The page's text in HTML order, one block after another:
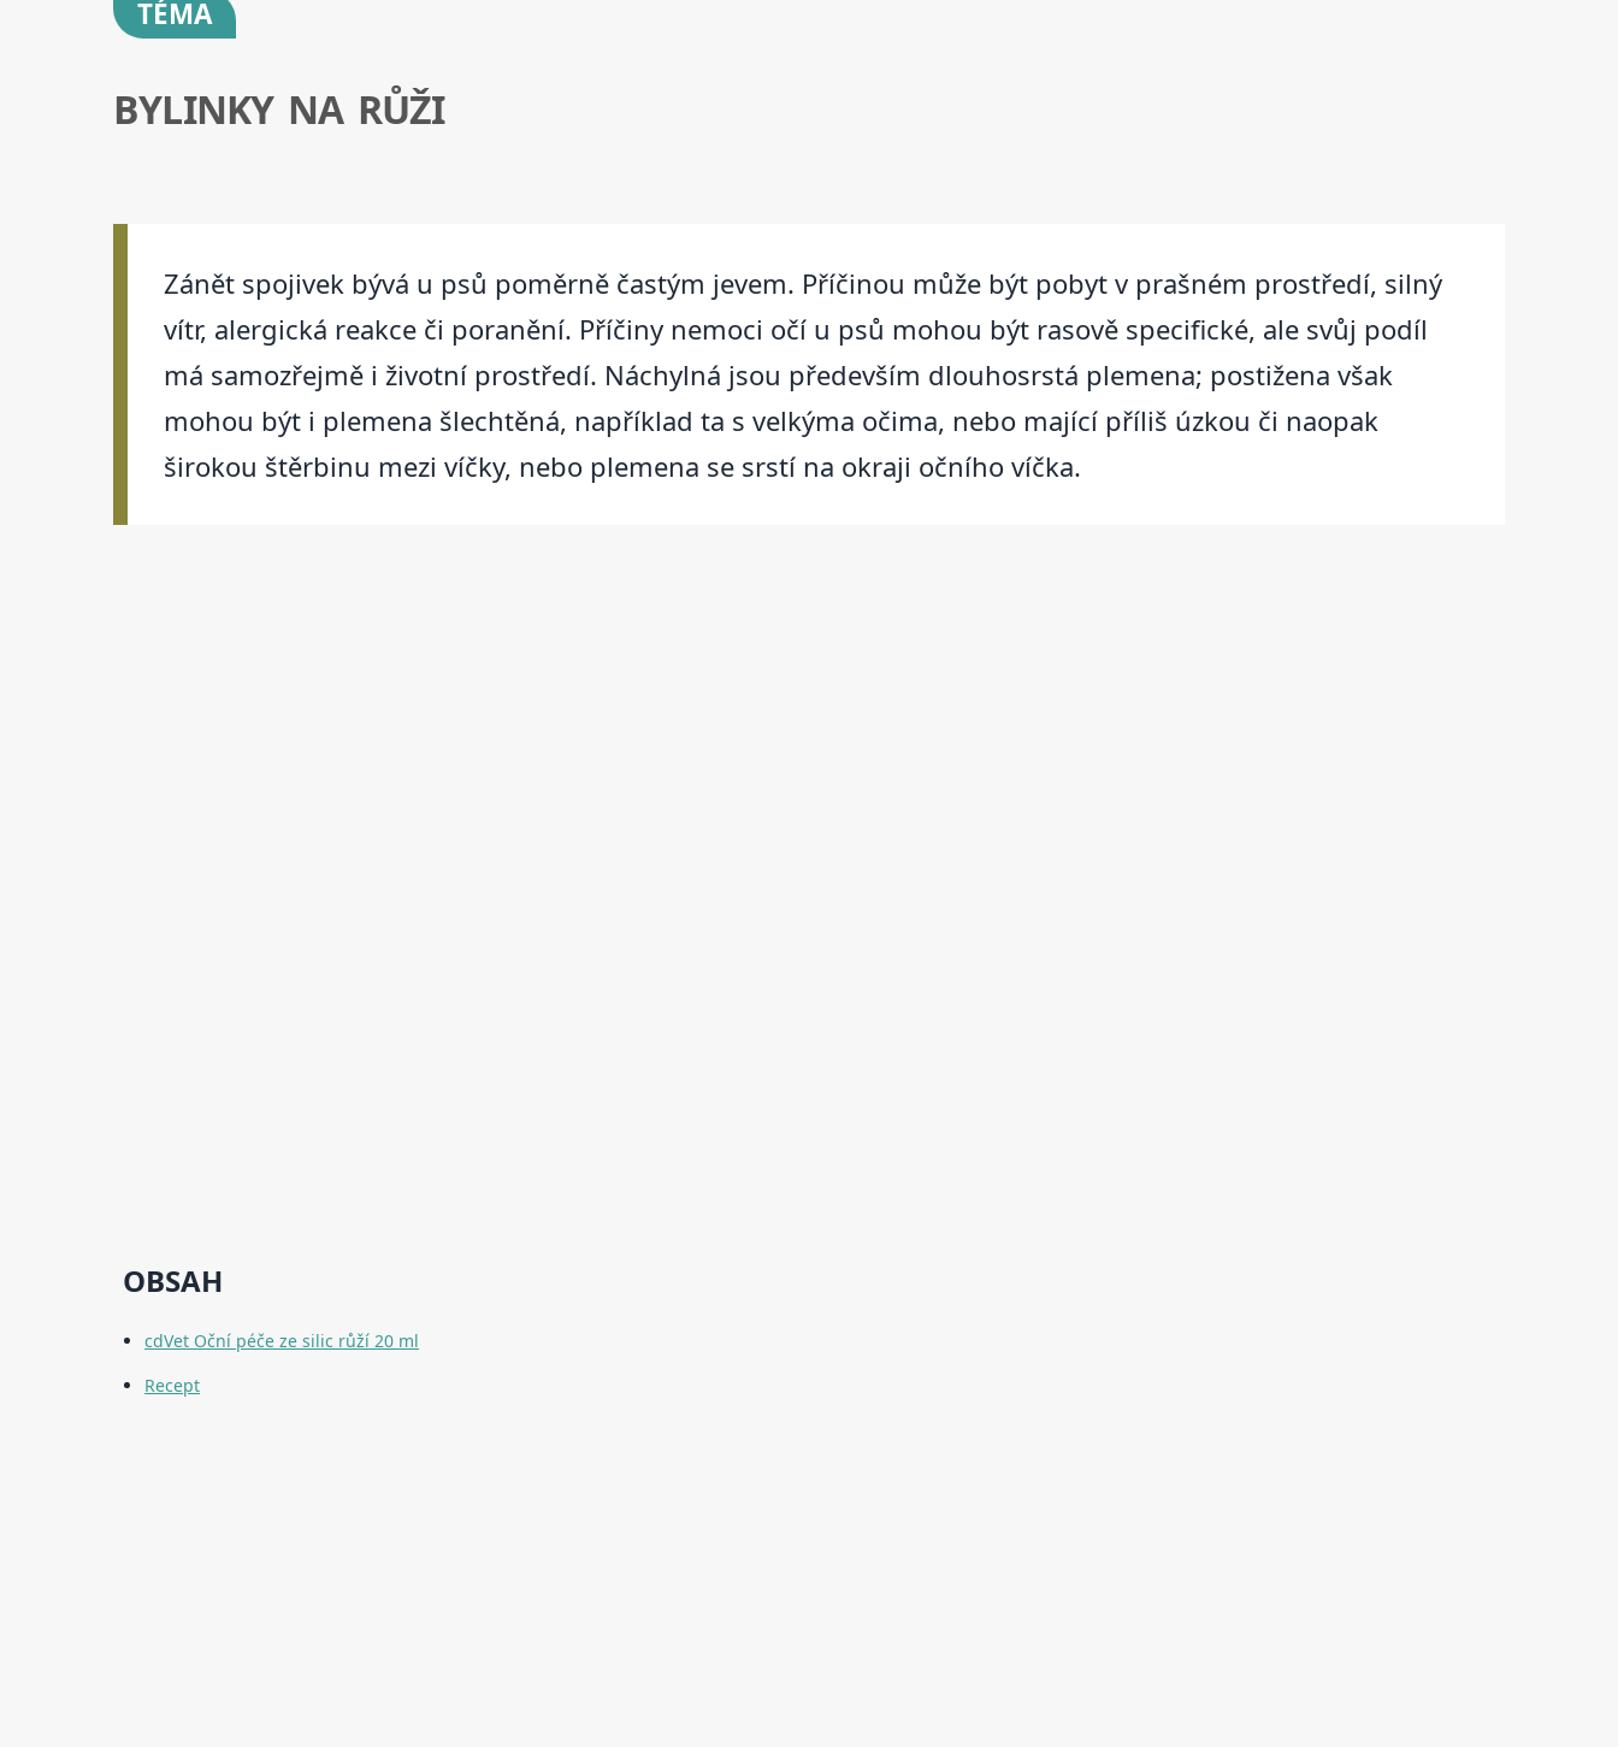
TÉMA
BYLINKY NA RŮŽI
Zánět spojivek bývá u psů poměrně častým jevem. Příčinou může být pobyt v prašném prostředí, silný
vítr, alergická reakce či poranění. Příčiny nemoci očí u psů mohou být rasově specifické, ale svůj podíl
má samozřejmě i životní prostředí. Náchylná jsou především dlouhosrstá plemena; postižena však
mohou být i plemena šlechtěná, například ta s velkýma očima, nebo mající příliš úzkou či naopak
širokou štěrbinu mezi víčky, nebo plemena se srstí na okraji očního víčka.
OBSAH
cdVet Oční péče ze silic růží 20 ml
Recept